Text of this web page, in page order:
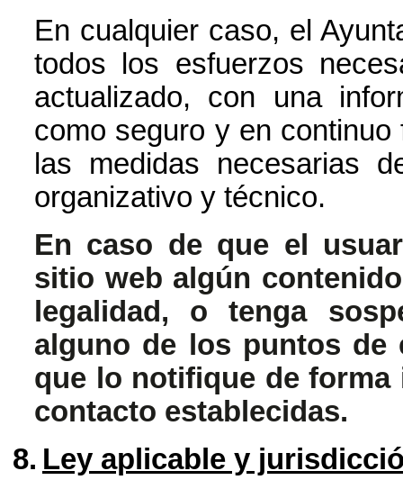
En cualquier caso, el
todos los esfuerzos
actualizado, con una
como seguro y en
las medidas necesarias
organizativo y técnico.
En caso de que el
sitio web algún
legalidad, o tenga
alguno de los puntos de
que lo notifique de forma
contacto establecidas.
8. Ley aplicable y